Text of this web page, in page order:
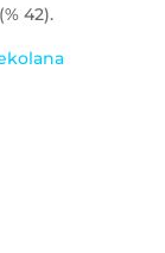
42).